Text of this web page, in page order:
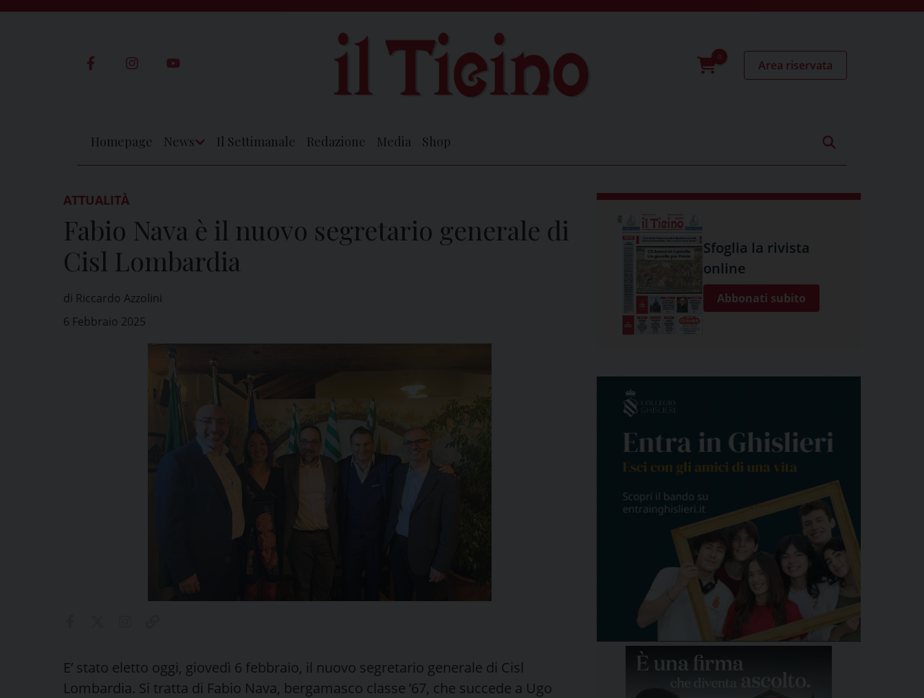
0
Area riservata
Homepage News Il Settimanale Redazione Media Shop
ATTUALITÀ
Fabio Nava è il nuovo segretario generale di
Cisl Lombardia
di Riccardo Azzolini
6 Febbraio 2025
E’ stato eletto oggi, giovedì 6 febbraio, il nuovo segretario generale di Cisl
Lombardia. Si tratta di Fabio Nava, bergamasco classe ’67, che succede a Ugo
Sfoglia la rivista
online
Abbonati subito